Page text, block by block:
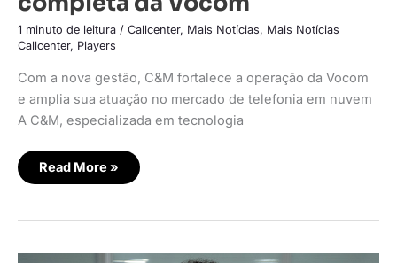
1 minuto de leitura / Callcenter, Mais Notícias, Mais Notícias
Callcenter, Players
Com a nova gestão, C&M fortalece a operação da Vocom
e amplia sua atuação no mercado de telefonia em nuvem
A C&M, especializada em tecnologia
Read More »
Revolução